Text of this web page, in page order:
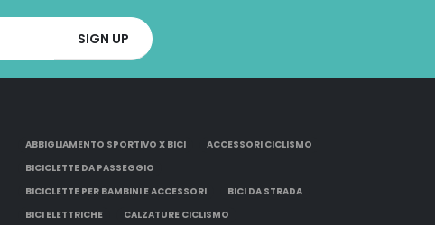
ABBIGLIAMENTO SPORTIVO X BICI
ACCESSORI CICLISMO
BICICLETTE DA PASSEGGIO
BICICLETTE PER BAMBINI E ACCESSORI
BICI DA STRADA
BICI ELETTRICHE
CALZATURE CICLISMO